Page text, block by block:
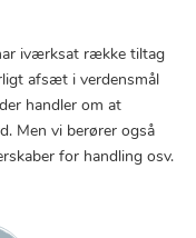
iværksat række tiltag
afsæt i verdensmål
handler om at
Men vi berører også
for handling osv.